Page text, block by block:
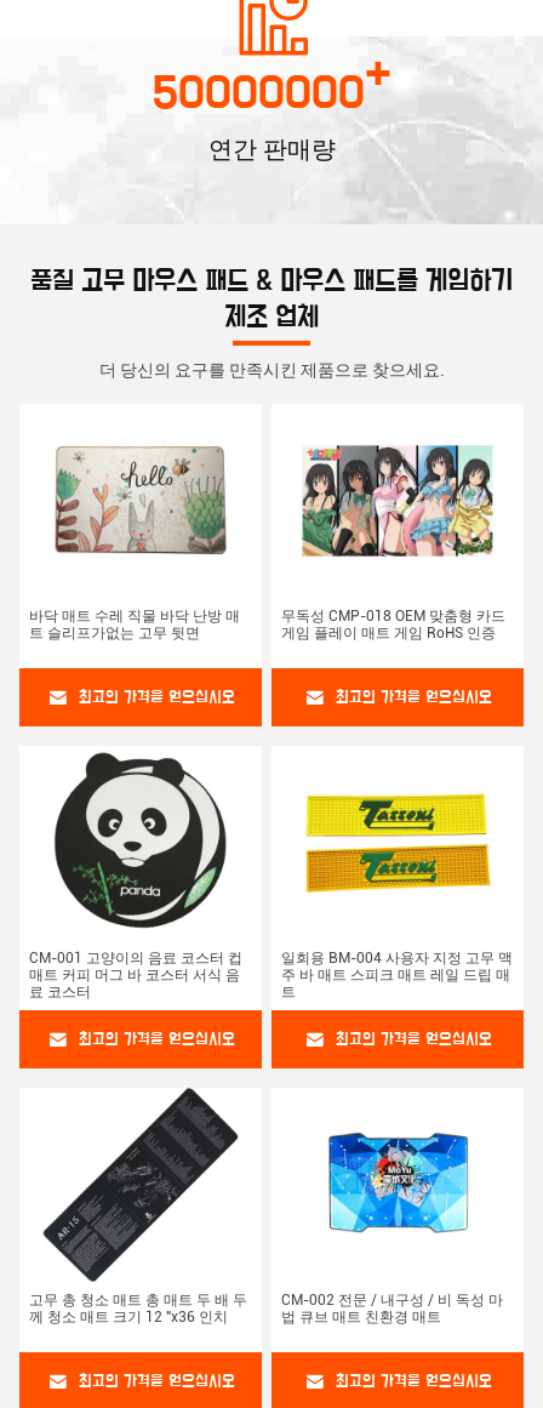
50000000+
연간 판매량
품질 고무 마우스 패드 & 마우스 패드를 게임하기
제조 업체
더 당신의 요구를 만족시킨 제품으로 찾으세요.
바닥 매트 수레 직물 바닥 난방 매
트 슬리프가없는 고무 뒷면
최고의 가격을 얻으십시오
무독성 CMP-018 OEM 맞춤형 카드
게임 플레이 매트 게임 RoHS 인증
최고의 가격을 얻으십시오
CM-001 고양이의 음료 코스터 컵
매트 커피 머그 바 코스터 서식 음
료 코스터
최고의 가격을 얻으십시오
일회용 BM-004 사용자 지정 고무 맥
주 바 매트 스피크 매트 레일 드립 매
트
최고의 가격을 얻으십시오
고무 총 청소 매트 총 매트 두 배 두
께 청소 매트 크기 12 "x36 인치
최고의 가격을 얻으십시오
CM-002 전문 / 내구성 / 비 독성 마
법 큐브 매트 친환경 매트
최고의 가격을 얻으십시오